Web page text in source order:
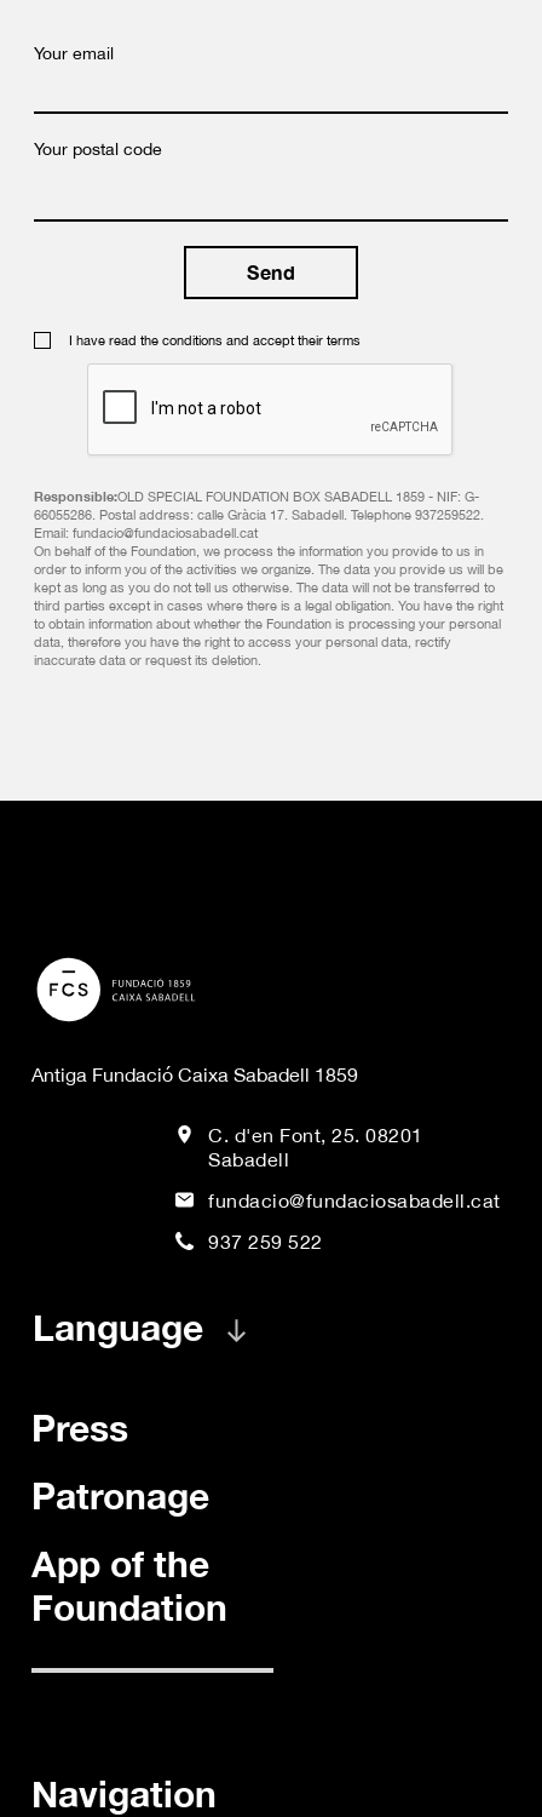
Your email
Your postal code
I have read the conditions and accept their terms
Responsible:OLD SPECIAL FOUNDATION BOX SABADELL 1859 - NIF: G-
66055286. Postal address: calle Gràcia 17. Sabadell. Telephone 937259522.
Email: fundacio@fundaciosabadell.cat
On behalf of the Foundation, we process the information you provide to us in
order to inform you of the activities we organize. The data you provide us will be
kept as long as you do not tell us otherwise. The data will not be transferred to
third parties except in cases where there is a legal obligation. You have the right
to obtain information about whether the Foundation is processing your personal
data, therefore you have the right to access your personal data, rectify
inaccurate data or request its deletion.
Antiga Fundació Caixa Sabadell 1859
C. d'en Font, 25. 08201
Sabadell
fundacio@fundaciosabadell.cat
937 259 522
Navigation
Press
Patronage
App of the
Foundation
Language